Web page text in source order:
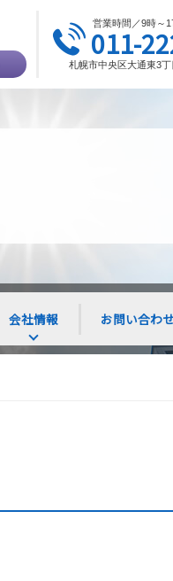
営業時間／9時～
011-
札幌市中央区大通東3
会社情報 お問い合わ